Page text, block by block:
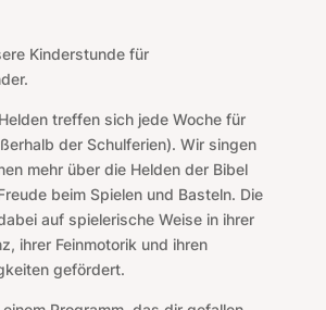
Kinderstunde für
treffen sich jede Woche für
der Schulferien). Wir singen
mehr über die Helden der Bibel
beim Spielen und Basteln. Die
auf spielerische Weise in ihrer
ihrer Feinmotorik und ihren
gefördert.